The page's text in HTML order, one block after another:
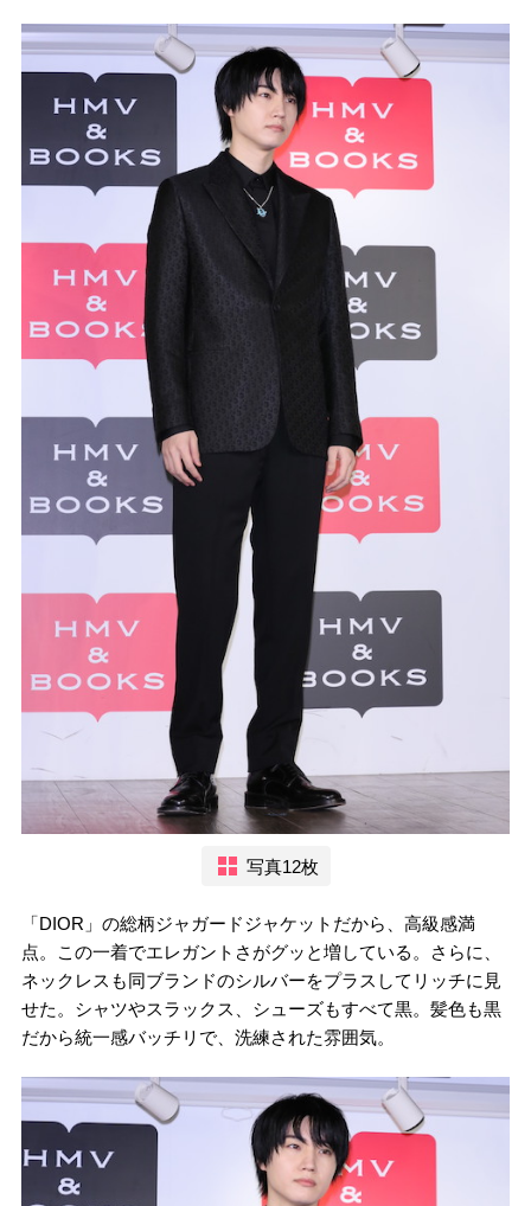
写真12枚
「DIOR」の総柄ジャガードジャケットだから、高級感満
点。この一着でエレガントさがグッと増している。さらに、
ネックレスも同ブランドのシルバーをプラスしてリッチに見
せた。シャツやスラックス、シューズもすべて黒。髪色も黒
だから統一感バッチリで、洗練された雰囲気。